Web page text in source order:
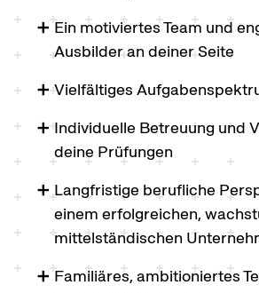
Ein motiviertes Team und
Ausbilder an deiner Seite
Vielfältiges
Individuelle Betreuung und
deine Prüfungen
Langfristige berufliche
einem erfolgreichen,
mittelständischen
Familiäres, ambitioniertes